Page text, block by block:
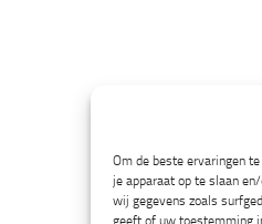
Om de beste ervaringen
je apparaat op te slaan
wij gegevens zoals
geeft of uw toestemming